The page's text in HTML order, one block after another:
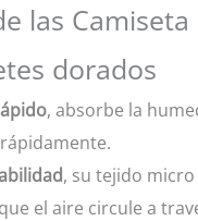
las
dorados
, absorbe la
, su tejido
el aire circule a